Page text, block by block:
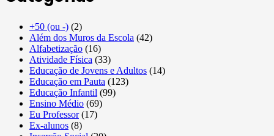
+50 (ou -) (2)
Além dos Muros da Escola (42)
Alfabetização (16)
Atividade Física (33)
Educação de Jovens e Adultos (14)
Educação em Pauta (123)
Educação Infantil (99)
Ensino Médio (69)
Eu Professor(17)
Ex-alunos (8)